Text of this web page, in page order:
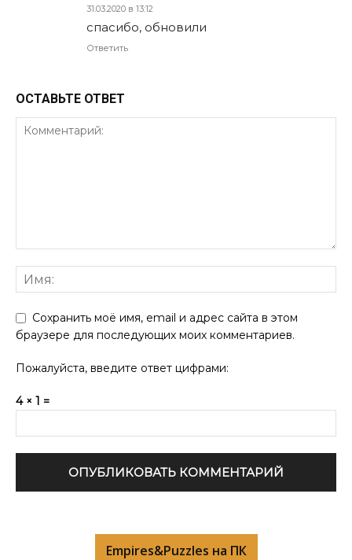
31.03.2020 в 13:12
спасибо, обновили
Ответить
ОСТАВЬТЕ ОТВЕТ
Сохранить моё имя, email и адрес сайта в этом
браузере для последующих моих комментариев.
Пожалуйста, введите ответ цифрами:
4 × 1 =
Empires&Puzzles на ПК